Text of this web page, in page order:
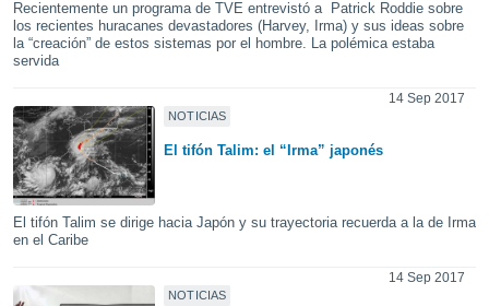
aceptar
de
En
que
sean
el sitio
para
Recientemente un programa de TVE entrevistó a Patrick Roddie sobre
los recientes huracanes devastadores (Harvey, Irma) y sus ideas sobre
la “creación” de estos sistemas por el hombre. La polémica estaba
servida
NOTICIAS
14 Sep 2017
El tifón Talim: el “Irma” japonés
El tifón Talim se dirige hacia Japón y su trayectoria recuerda a la de Irma
en el Caribe
NOTICIAS
14 Sep 2017